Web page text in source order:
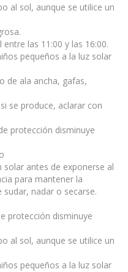
al sol, aunque se utilice un
las 11:00 y las 16:00.
pequeños a la luz solar
de ala ancha, gafas,
se produce, aclarar con
protección disminuye
antes de exponerse al
para mantener la
nadar o secarse.
protección disminuye
al sol, aunque se utilice un
pequeños a la luz solar